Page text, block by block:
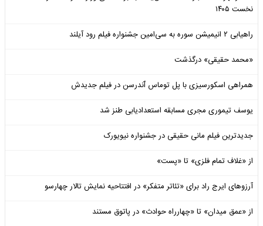
نخست ۱۴۰۵
راهیابی ۲ انیمیشن سوره به سی‌امین جشنواره فیلم رود آیلند
«محمد حقیقی» درگذشت
همراهی اسکورسیزی با پل توماس ٱندرسن در فیلم جدیدش
یوسف تیموری مجری مسابقه استعدادیابی طنز شد
جدیدترین فیلم مانی حقیقی در جشنواره نیویورک
از «غلاف تمام فلزی» تا «پست»
آرزوهای ایرج راد برای «تئاتر متفکر» در افتتاحیه نمایش تالار چهارسو
از «عمق میدان» تا «چهارراه حوادث» در پاتوق مستند